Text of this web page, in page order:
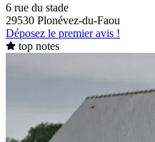
6 rue du stade
29530 Plonévez-du-Faou
Déposez le premier avis !
top notes